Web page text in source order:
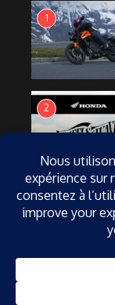
1
2
3